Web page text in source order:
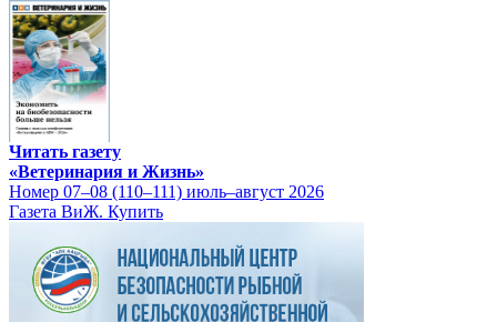
Читать газету
«Ветеринария и Жизнь»
Номер 07–08 (110–111) июль–август 2026
Газета ВиЖ. Купить